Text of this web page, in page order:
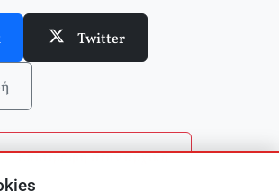
Twitter
Επιστροφή στην αρχική